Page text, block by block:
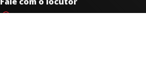
(33) 9 9947-8910